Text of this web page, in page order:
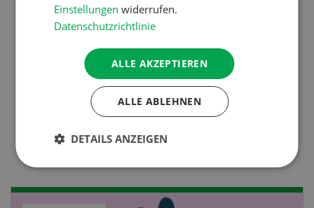
Pflanzenbau
Raufutter aus dem Sack
Nutztiere
verhindern
Einstellungen widerrufen.
Datenschutzrichtlinie
ALLE AKZEPTIEREN
ALLE ABLEHNEN
DETAILS ANZEIGEN